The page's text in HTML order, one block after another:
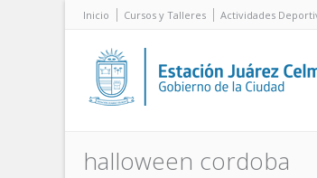
Inicio Cursos y Talleres Actividades
halloween cordoba